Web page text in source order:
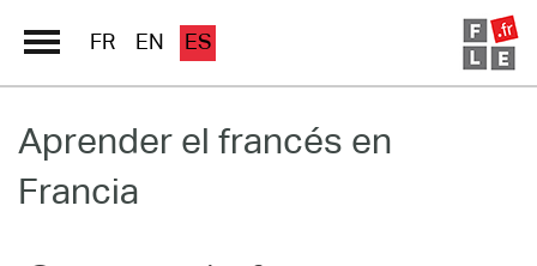
Directorio Escuelas
Immersion France
El francés en línea
FR EN ES
Aprender el francés en
Francia